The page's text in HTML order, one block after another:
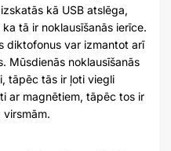
kā USB atslēga,
tā ir noklausīšanās ierīce.
diktofonus var izmantot arī
Mūsdienās noklausīšanās
tāpēc tās ir ļoti viegli
ar magnētiem, tāpēc tos ir